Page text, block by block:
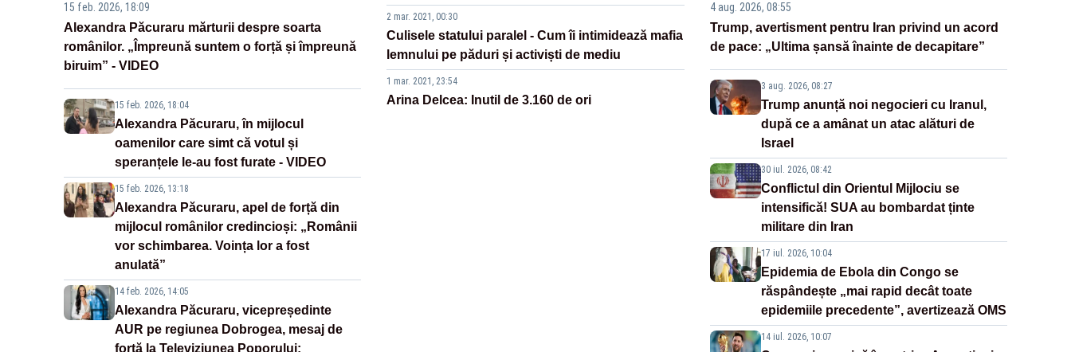
15 feb. 2026, 18:09
Alexandra Păcuraru mărturii despre soarta
românilor. „Împreună suntem o forță și împreună
biruim” - VIDEO
15 feb. 2026, 18:04
Alexandra Păcuraru, în mijlocul
oamenilor care simt că votul și
speranțele le-au fost furate - VIDEO
15 feb. 2026, 13:18
Alexandra Păcuraru, apel de forță din
mijlocul românilor credincioși: „Românii
vor schimbarea. Voința lor a fost
anulată”
14 feb. 2026, 14:05
Alexandra Păcuraru, vicepreședinte
AUR pe regiunea Dobrogea, mesaj de
forță la Televiziunea Poporului:
2 mar. 2021, 00:30
Culisele statului paralel - Cum îi intimidează mafia
lemnului pe păduri și activiști de mediu
1 mar. 2021, 23:54
Arina Delcea: Inutil de 3.160 de ori
4 aug. 2026, 08:55
Trump, avertisment pentru Iran privind un acord
de pace: „Ultima șansă înainte de decapitare”
3 aug. 2026, 08:27
Trump anunță noi negocieri cu Iranul,
după ce a amânat un atac alături de
Israel
30 iul. 2026, 08:42
Conflictul din Orientul Mijlociu se
intensifică! SUA au bombardat ținte
militare din Iran
17 iul. 2026, 10:04
Epidemia de Ebola din Congo se
răspândește „mai rapid decât toate
epidemiile precedente”, avertizează OMS
14 iul. 2026, 10:07